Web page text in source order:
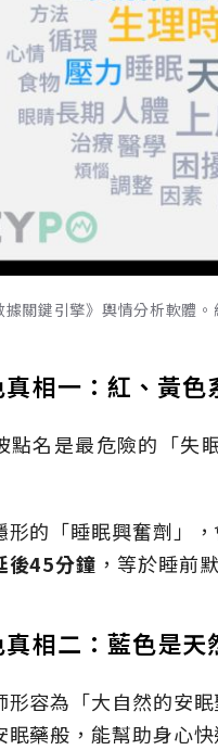
據關鍵引擎》輿情分析軟體
相一：紅、黃色
點名是最危險的「失
形的「睡眠興奮劑」
後45分鐘 ，等於睡前
相二：藍色是天
形容為「大自然的安
眠藥般，能幫助身心